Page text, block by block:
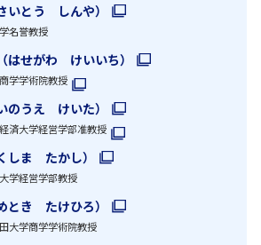
とう しんや）
名誉教授
せがわ けいいち）
学学術院教授
うえ けいた）
済大学経営学部准教授
ま たかし）
学経営学部教授
き たけひろ）
大学商学学術院教授